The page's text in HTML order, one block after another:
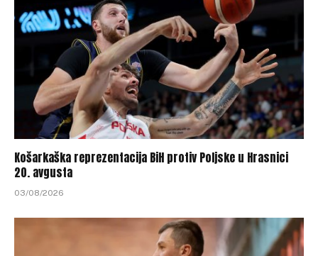
Košarkaška reprezentacija BiH protiv Poljske u Hrasnici
20. avgusta
03/08/2026